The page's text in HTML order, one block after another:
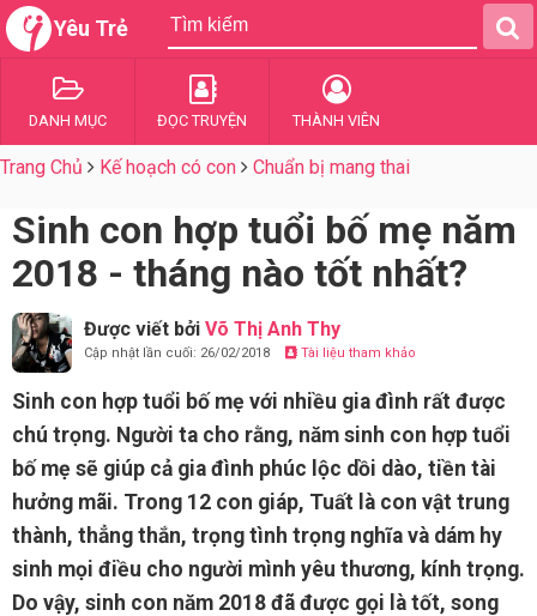
Yêu Trẻ
DANH MỤC ĐỌC TRUYỆN THÀNH VIÊN
Trang Chủ Kế hoạch có con Chuẩn bị mang thai
Sinh con hợp tuổi bố mẹ năm
2018 - tháng nào tốt nhất?
Được viết bởi Võ Thị Anh Thy
Cập nhật lần cuối: 26/02/2018 Tài liệu tham khảo
Sinh con hợp tuổi bố mẹ với nhiều gia đình rất được
chú trọng. Người ta cho rằng, năm sinh con hợp tuổi
bố mẹ sẽ giúp cả gia đình phúc lộc dồi dào, tiền tài
hưởng mãi. Trong 12 con giáp, Tuất là con vật trung
thành, thẳng thắn, trọng tình trọng nghĩa và dám hy
sinh mọi điều cho người mình yêu thương, kính trọng.
Do vậy, sinh con năm 2018 đã được gọi là tốt, song